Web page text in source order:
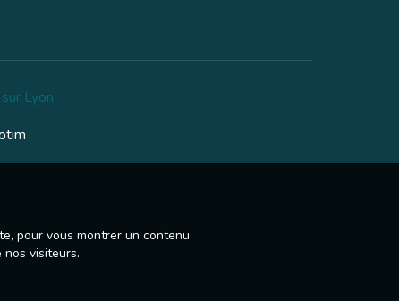
Lyon
pour vous montrer un contenu
visiteurs.